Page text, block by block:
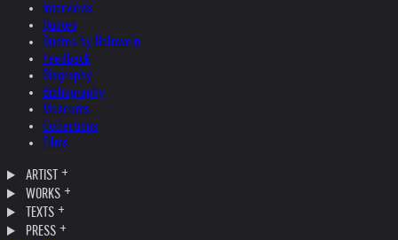
Interviews
Quotes
Quotes by Helnwein
Feedback
Biography
Bibliography
Museums
Collections
Films
ARTIST
WORKS
TEXTS
PRESS